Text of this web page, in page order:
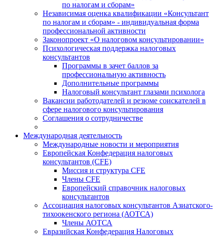
по налогам и сборам»
Независимая оценка квалификации «Консультант
по налогам и сборам» - индивидуальная форма
профессиональной активности
Законопроект «О налоговом консультировании»
Психологическая поддержка налоговых
консультантов
Программы в зачет баллов за
профессиональную активность
Дополнительные программы
Налоговый консультант глазами психолога
Вакансии работодателей и резюме соискателей в
сфере налогового консультирования
Соглашения о сотрудничестве
Международная деятельность
Международные новости и мероприятия
Европейская Конфедерация налоговых
консультантов (CFE)
Миссия и структура CFE
Члены CFE
Европейский справочник налоговых
консультантов
Ассоциация налоговых консультантов Азиатского-
тихоокенского региона (АОТСА)
Члены АОТСА
Евразийская Конфедерация Налоговых